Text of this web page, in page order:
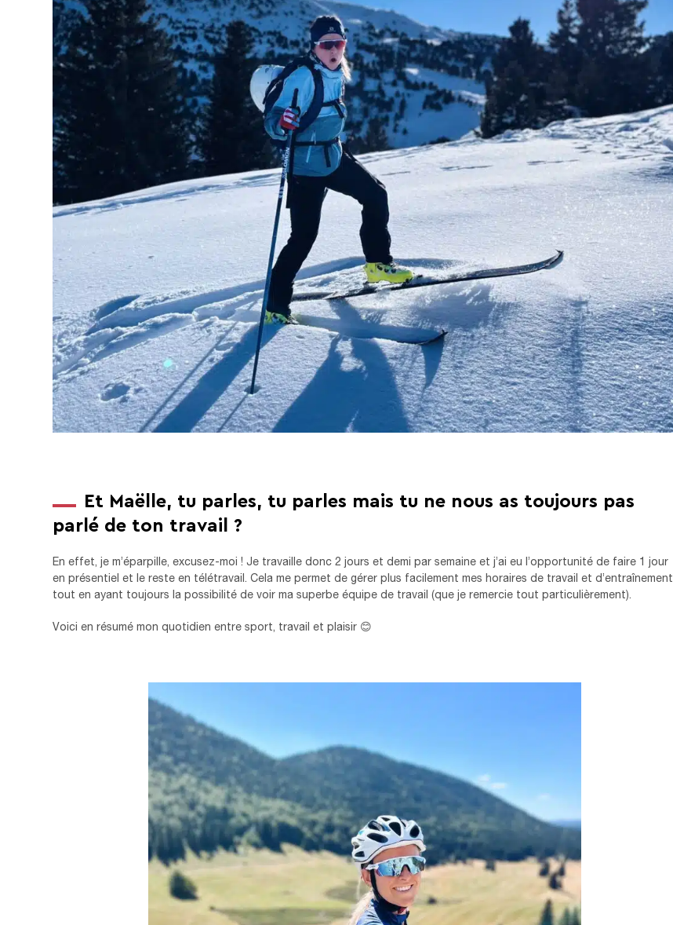
Et Maëlle, tu parles, tu parles mais tu ne nous as toujours pas
parlé de ton travail ?
En effet, je m’éparpille, excusez-moi ! Je travaille donc 2 jours et demi par semaine et j’ai eu l’opportunité de faire 1 jour
en présentiel et le reste en télétravail. Cela me permet de gérer plus facilement mes horaires de travail et d’entraînement
tout en ayant toujours la possibilité de voir ma superbe équipe de travail (que je remercie tout particulièrement).
Voici en résumé mon quotidien entre sport, travail et plaisir 😊